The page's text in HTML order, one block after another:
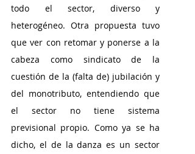
todo el sector, diverso y
heterogéneo. Otra propuesta tuvo
que ver con retomar y ponerse a la
cabeza como sindicato de la
cuestión de la (falta de) jubilación y
del monotributo, entendiendo que
el sector no tiene sistema
previsional propio. Como ya se ha
dicho, el de la danza es un sector